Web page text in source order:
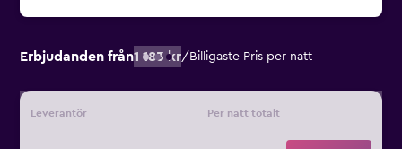
Erbjudanden från1 183 kr/ Billigaste Pris per natt
Leverantör Per natt totalt